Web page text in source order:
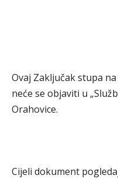
Ovaj Zaključak stupa
neće se objaviti u
Orahovice.
Cijeli dokument